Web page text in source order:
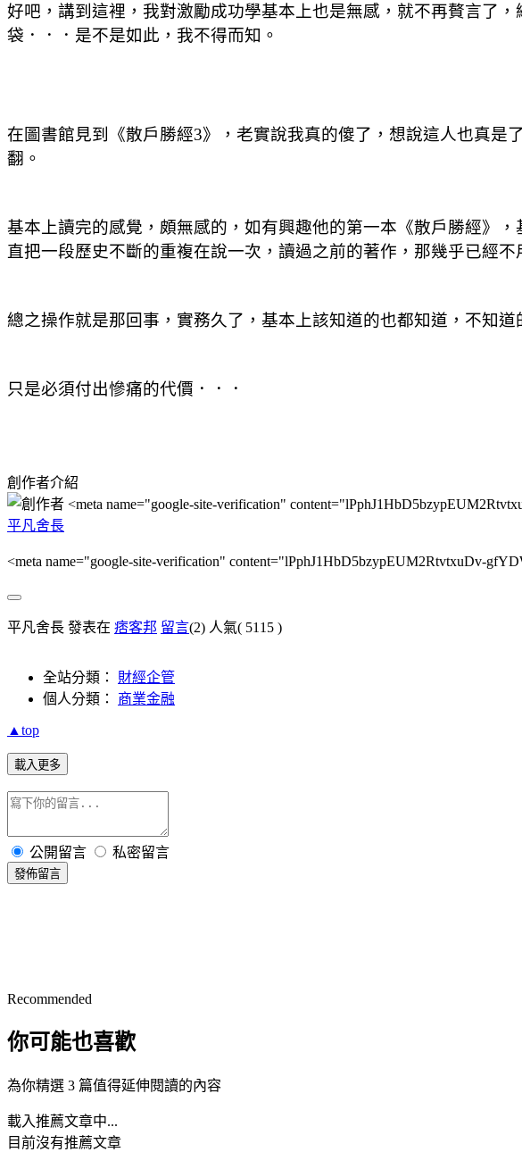
好吧，講到這裡，我對激勵成功學基本上也是無感，就不再贅言了
袋．．．是不是如此，我不得而知。
在圖書館見到《散戶勝經3》，老實說我真的傻了，想說這人也真
翻。
基本上讀完的感覺，頗無感的，如有興趣他的第一本《散戶勝經》
直把一段歷史不斷的重複在說一次，讀過之前的著作，那幾乎已經
總之操作就是那回事，實務久了，基本上該知道的也都知道，不知道
只是必須付出慘痛的代價．．．
創作者介紹
平凡舍長
<meta name="google-site-verification" content="lPphJ1HbD5bzypEUM2RtvtxuDv-
平凡舍長 發表在 痞客邦 留言(2) 人氣( 5115 )
全站分類： 財經企管
個人分類： 商業金融
▲top
載入更多
公開留言 私密留言
發佈留言
Recommended
你可能也喜歡
為你精選 3 篇值得延伸閱讀的內容
載入推薦文章中...
目前沒有推薦文章